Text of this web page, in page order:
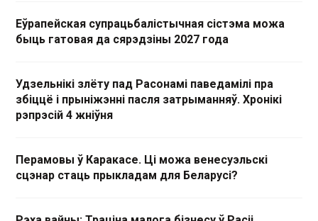
Еўрапейская супрацьбалістычная сістэма можа
быць гатовая да сярэдзіны 2027 года
Удзельнікі злёту пад Расонамі паведамілі пра
збіццё і прыніжэнні пасля затрыманняў. Хронікі
рэпрэсій 4 жніўня
Перамовы ў Каракасе. Ці можа венесуэльскі
сцэнар стаць прыкладам для Беларусі?